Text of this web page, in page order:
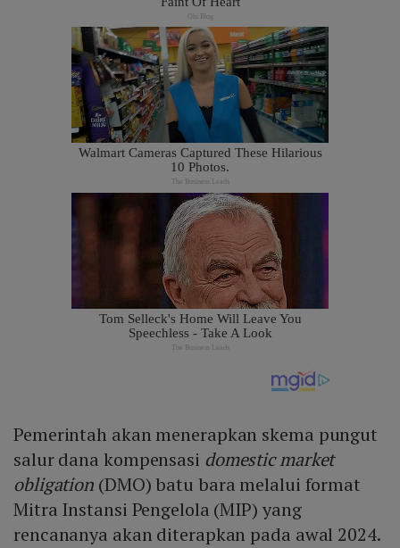
Pemerintah akan menerapkan skema pungut
salur dana kompensasi domestic market
obligation (DMO) batu bara melalui format
Mitra Instansi Pengelola (MIP) yang
rencananya akan diterapkan pada awal 2024.